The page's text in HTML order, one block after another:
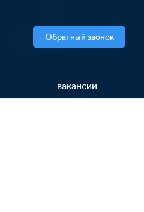
Обратный звонок
вакансии